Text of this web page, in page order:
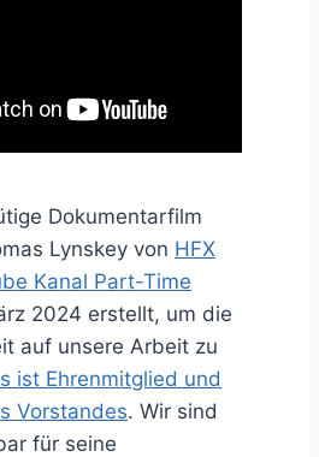
Dokumentarfilm
Lynskey von HFX
Kanal Part-Time
2024 erstellt, um die
auf unsere Arbeit zu
ist Ehrenmitglied und
Vorstandes. Wir sind
für seine